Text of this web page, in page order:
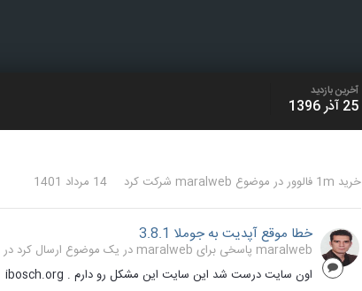
آخرین بازدید
25 آذر 1396
خرید 1m فالوور در موضوع maralweb شرکت کرد 14 مرداد 1401
خطا موقع آپدیت به جوملا 3.8.1
maralweb پاسخی برای maralweb در یک موضوع ارسال کرد در
اون سایت درست شد این سایت این مشکل رو دارم . ibosch.org